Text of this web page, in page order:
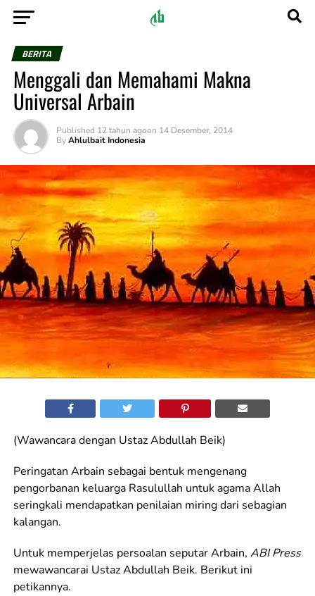
BERITA
Menggali dan Memahami Makna
Universal Arbain
Published 12 tahun agoon 14 Desember, 2014
By Ahlulbait Indonesia
(Wawancara dengan Ustaz Abdullah Beik)
Peringatan Arbain sebagai bentuk mengenang
pengorbanan keluarga Rasulullah untuk agama Allah
seringkali mendapatkan penilaian miring dari sebagian
kalangan.
Untuk memperjelas persoalan seputar Arbain, ABI Press
mewawancarai Ustaz Abdullah Beik. Berikut ini
petikannya.